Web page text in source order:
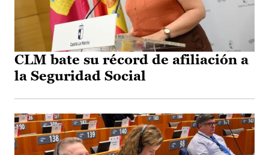
CLM bate su récord de afiliación a
la Seguridad Social